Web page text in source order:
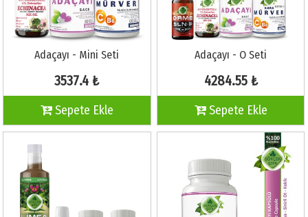
Adaçayı - Mini Seti
3537.4 ₺
Sepete Ekle
Adaçayı - O Seti
4284.55 ₺
Sepete Ekle